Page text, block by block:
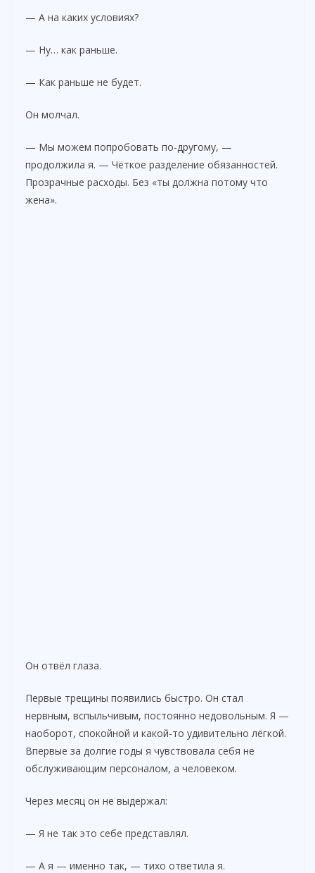
— А на каких условиях?
— Ну… как раньше.
— Как раньше не будет.
Он молчал.
— Мы можем попробовать по-другому, —
продолжила я. — Чёткое разделение обязанностей.
Прозрачные расходы. Без «ты должна потому что
жена».
Он отвёл глаза.
Первые трещины появились быстро. Он стал
нервным, вспыльчивым, постоянно недовольным. Я —
наоборот, спокойной и какой-то удивительно лёгкой.
Впервые за долгие годы я чувствовала себя не
обслуживающим персоналом, а человеком.
Через месяц он не выдержал:
— Я не так это себе представлял.
— А я — именно так, — тихо ответила я.